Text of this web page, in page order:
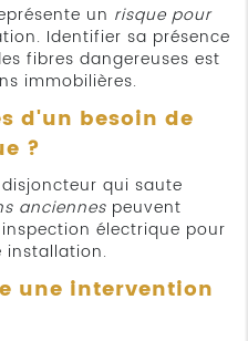
un risque pour
Identifier sa présence
fibres dangereuses est
immobilières.
d'un besoin de
?
qui saute
anciennes peuvent
électrique pour
installation.
une intervention